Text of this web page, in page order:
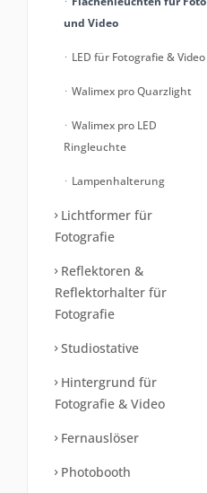
und Video
LED für Fotografie & Video
Walimex pro Quarzlight
Walimex pro LED
Ringleuchte
Lampenhalterung
Lichtformer für
Fotografie
Reflektoren &
Reflektorhalter für
Fotografie
Studiostative
Hintergrund für
Fotografie & Video
Fernauslöser
Photobooth